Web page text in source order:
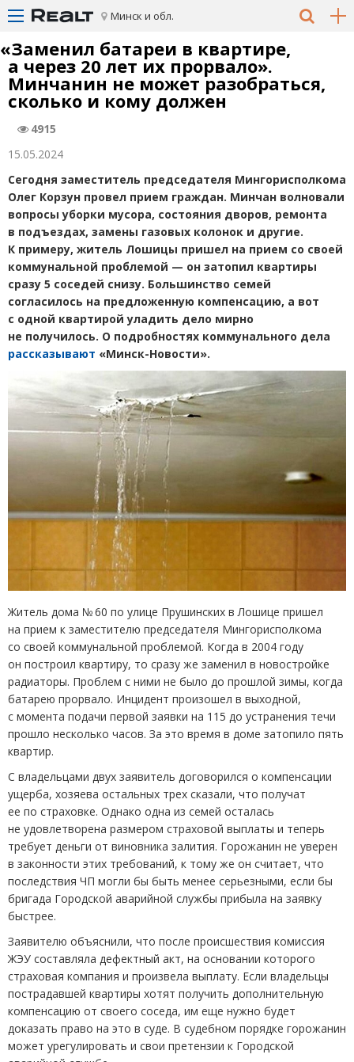
Минск и обл.
«Заменил батареи в квартире,
а через 20 лет их прорвало».
Минчанин не может разобраться,
сколько и кому должен
4915
15.05.2024
Сегодня заместитель председателя Мингорисполкома
Олег Корзун провел прием граждан. Минчан волновали
вопросы уборки мусора, состояния дворов, ремонта
в подъездах, замены газовых колонок и другие.
К примеру, житель Лошицы пришел на прием со своей
коммунальной проблемой — он затопил квартиры
сразу 5 соседей снизу. Большинство семей
согласилось на предложенную компенсацию, а вот
с одной квартирой уладить дело мирно
не получилось. О подробностях коммунального дела
рассказывают «Минск-Новости».
Житель дома № 60 по улице Прушинских в Лошице пришел
на прием к заместителю председателя Мингорисполкома
со своей коммунальной проблемой. Когда в 2004 году
он построил квартиру, то сразу же заменил в новостройке
радиаторы. Проблем с ними не было до прошлой зимы, когда
батарею прорвало. Инцидент произошел в выходной,
с момента подачи первой заявки на 115 до устранения течи
прошло несколько часов. За это время в доме затопило пять
квартир.
С владельцами двух заявитель договорился о компенсации
ущерба, хозяева остальных трех сказали, что получат
ее по страховке. Однако одна из семей осталась
не удовлетворена размером страховой выплаты и теперь
требует деньги от виновника залития. Горожанин не уверен
в законности этих требований, к тому же он считает, что
последствия ЧП могли бы быть менее серьезными, если бы
бригада Городской аварийной службы прибыла на заявку
быстрее.
Заявителю объяснили, что после происшествия комиссия
ЖЭУ составляла дефектный акт, на основании которого
страховая компания и произвела выплату. Если владельцы
пострадавшей квартиры хотят получить дополнительную
компенсацию от своего соседа, им еще нужно будет
доказать право на это в суде. В судебном порядке горожанин
может урегулировать и свои претензии к Городской